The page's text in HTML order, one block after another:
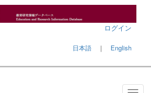
ログイン
日本語 ｜ English